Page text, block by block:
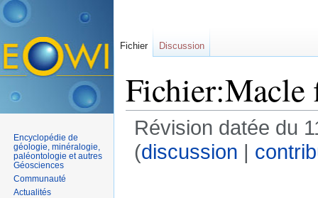
Fichier:Macle
Révision datée du
(discussion |
Fichier Discussion
Encyclopédie de
géologie, minéralogie,
paléontologie et autres
Géosciences
Communauté
Actualités